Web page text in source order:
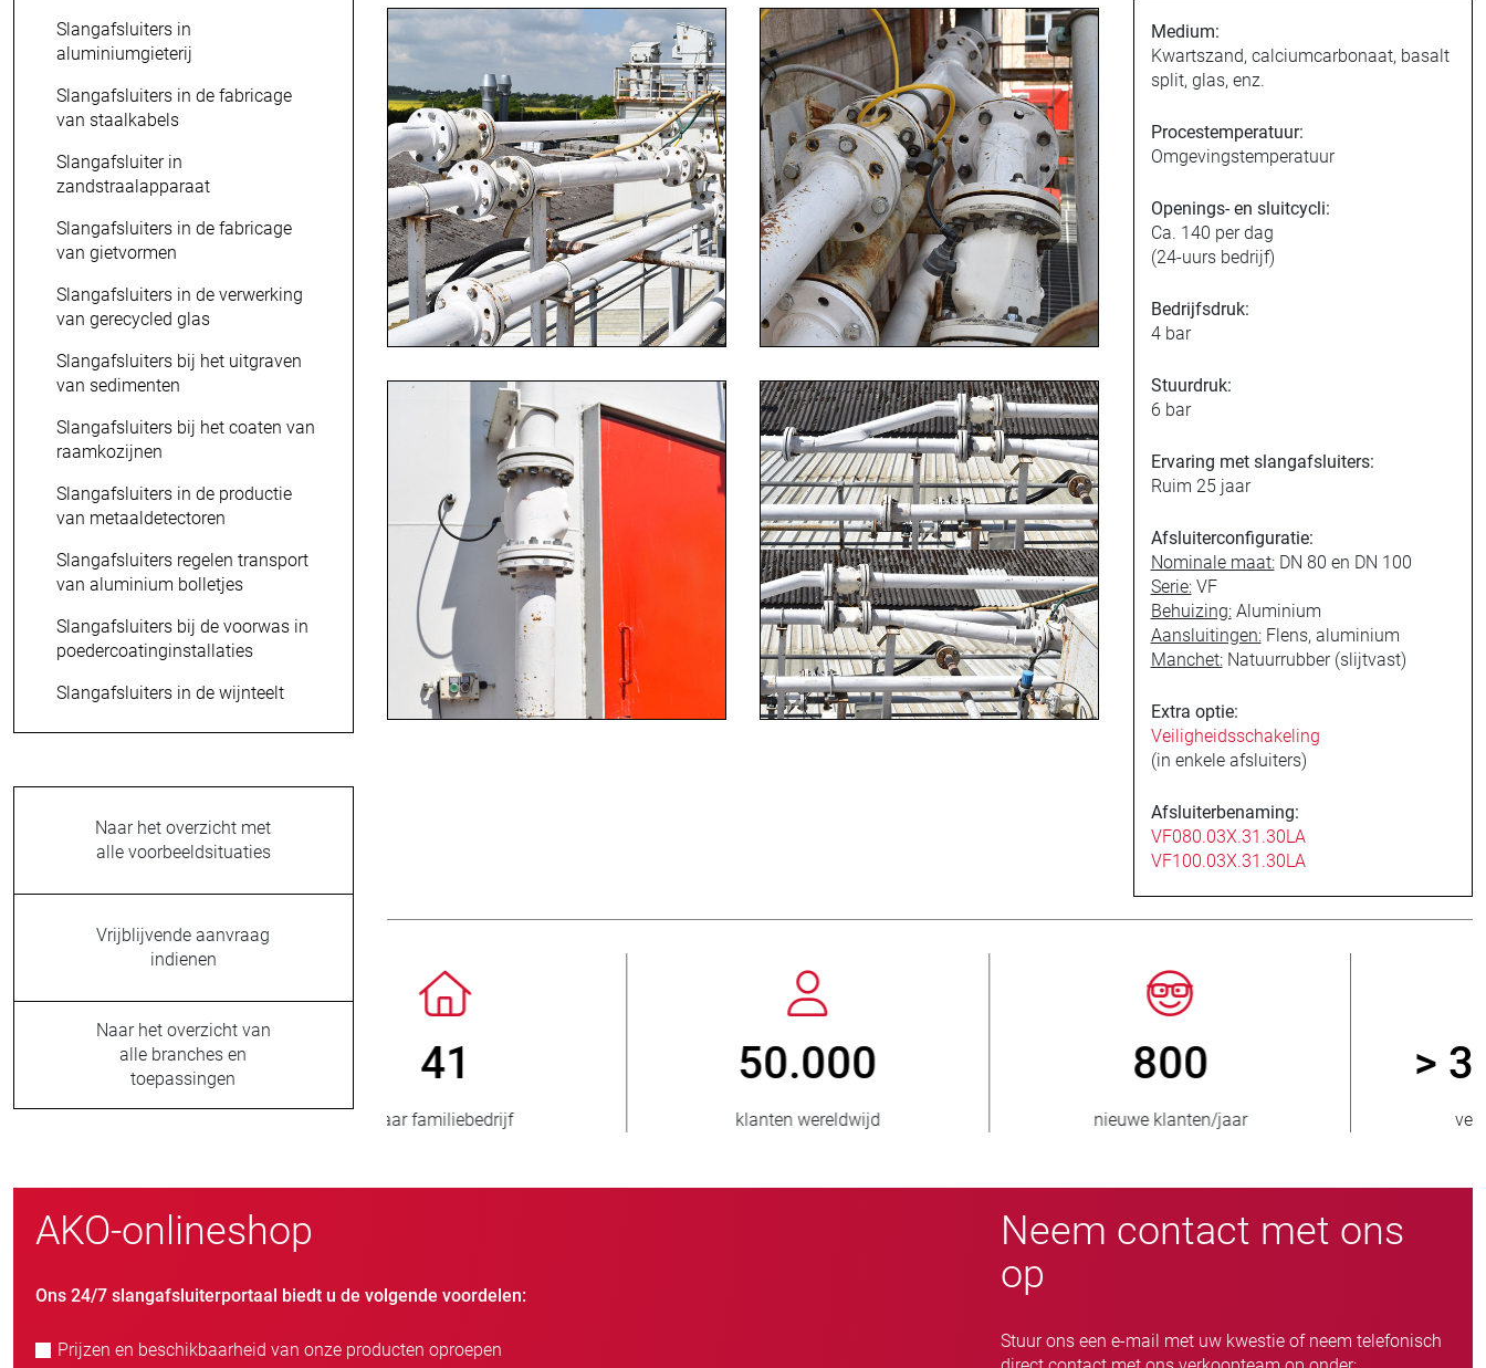
Slangafsluiters in
aluminiumgieterij
Slangafsluiters in de fabricage
van staalkabels
Slangafsluiter in
zandstraalapparaat
Slangafsluiters in de fabricage
van gietvormen
Slangafsluiters in de verwerking
van gerecycled glas
Slangafsluiters bij het uitgraven
van sedimenten
Slangafsluiters bij het coaten van
raamkozijnen
Slangafsluiters in de productie
van metaaldetectoren
Slangafsluiters regelen transport
van aluminium bolletjes
Slangafsluiters bij de voorwas in
poedercoatinginstallaties
Slangafsluiters in de wijnteelt
Naar het overzicht met
alle voorbeeldsituaties
Vrijblijvende aanvraag
indienen
Naar het overzicht van
alle branches en
toepassingen
Medium:
Kwartszand, calciumcarbonaat, basalt
split, glas, enz.
Procestemperatuur:
Omgevingstemperatuur
Openings- en sluitcycli:
Ca. 140 per dag
(24-uurs bedrijf)
Bedrijfsdruk:
4 bar
Stuurdruk:
6 bar
Ervaring met slangafsluiters:
Ruim 25 jaar
Afsluiterconfiguratie:
Nominale maat:DN 80 en DN 100
Serie:VF
Behuizing:Aluminium
Aansluitingen:Flens, aluminium
Manchet:Natuurrubber (slijtvast)
Extra optie:
Veiligheidsschakeling
(in enkele afsluiters)
Afsluiterbenaming:
VF080.03X.31.30LA
VF100.03X.31.30LA
800 > 3.500.000
verkochte eenheden landen bevoorraad
> 15.000
slangafsluiteruitvoeringen
AKO-onlineshop
Ons 24/7 slangafsluiterportaal biedt u de volgende voordelen:
Prijzen en beschikbaarheid van onze producten oproepen
Neem contact met ons
op
Stuur ons een e-mail met uw kwestie of neem telefonisch